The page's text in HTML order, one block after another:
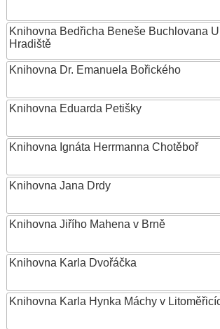
Knihovna Bedřicha Beneše Buchlovana
Hradiště
Knihovna Dr. Emanuela Bořického
Knihovna Eduarda Petišky
Knihovna Ignáta Herrmanna Chotěboř
Knihovna Jana Drdy
Knihovna Jiřího Mahena v Brně
Knihovna Karla Dvořáčka
Knihovna Karla Hynka Máchy v